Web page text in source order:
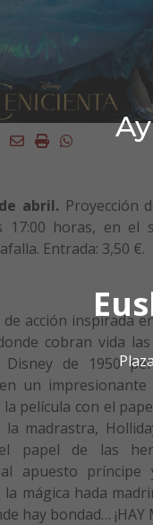
Twitter
EmailImprimirWhatsapp
abril. Proyección
17:00 horas, en el
Entrada: 3,50 €.
de acción inspirada
cobran vida
Disney de 1950
un impresionante
película con el
madrastra,
papel de las
apuesto
mágica hada
hay bondad… ¡HAY